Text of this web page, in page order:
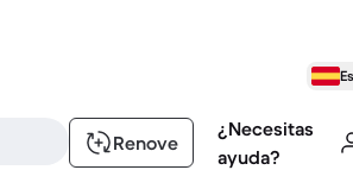
Renove
¿Necesitas
ayuda?